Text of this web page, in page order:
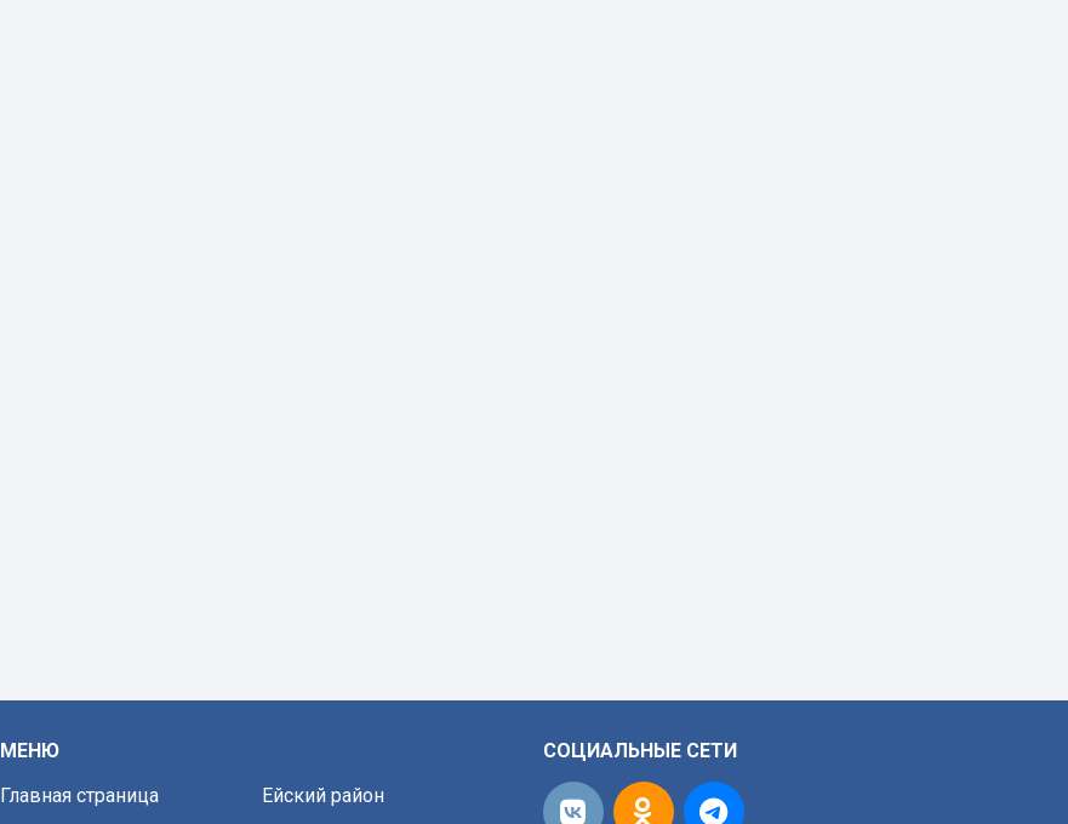
МЕНЮ
Главная страница
Ейский район
СОЦИАЛЬНЫЕ СЕТИ